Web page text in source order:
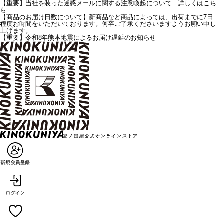
【重要】当社を装った迷惑メールに関する注意喚起について 詳しくはこち
ら
【商品のお届け日数について】新商品など商品によっては、出荷までに7日
程度お時間をいただいております。何卒ご了承くださいますようお願い申し
上げます。
【重要】令和8年熊本地震によるお届け遅延のお知らせ